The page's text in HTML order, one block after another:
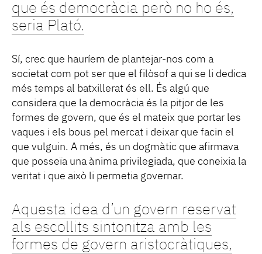
que és democràcia però no ho és,
seria Plató.
Sí, crec que hauríem de plantejar-nos com a
societat com pot ser que el filòsof a qui se li dedica
més temps al batxillerat és ell. És algú que
considera que la democràcia és la pitjor de les
formes de govern, que és el mateix que portar les
vaques i els bous pel mercat i deixar que facin el
que vulguin. A més, és un dogmàtic que afirmava
que posseïa una ànima privilegiada, que coneixia la
veritat i que això li permetia governar.
Aquesta idea d’un govern reservat
als escollits sintonitza amb les
formes de govern aristocràtiques,